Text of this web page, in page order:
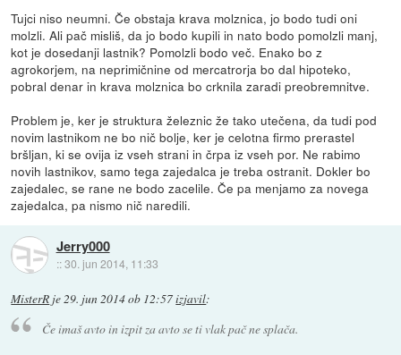
Tujci niso neumni. Če obstaja krava molznica, jo bodo tudi oni
molzli. Ali pač misliš, da jo bodo kupili in nato bodo pomolzli manj,
kot je dosedanji lastnik? Pomolzli bodo več. Enako bo z
agrokorjem, na neprimičnine od mercatrorja bo dal hipoteko,
pobral denar in krava molznica bo crknila zaradi preobremnitve.
Problem je, ker je struktura železnic že tako utečena, da tudi pod
novim lastnikom ne bo nič bolje, ker je celotna firmo prerastel
bršljan, ki se ovija iz vseh strani in črpa iz vseh por. Ne rabimo
novih lastnikov, samo tega zajedalca je treba ostranit. Dokler bo
zajedalec, se rane ne bodo zacelile. Če pa menjamo za novega
zajedalca, pa nismo nič naredili.
Jerry000
::30. jun 2014, 11:33
MisterR je29. jun 2014 ob 12:57izjavil:
Če imaš avto in izpit za avto se ti vlak pač ne splača.